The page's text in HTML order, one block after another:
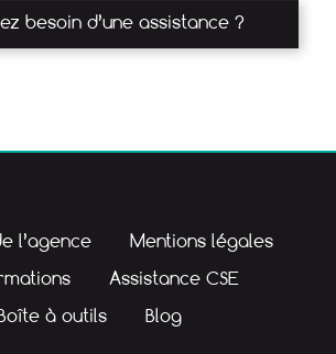
besoin d’une assistance ?
l’agence
Mentions légales
Assistance CSE
à outils
Blog